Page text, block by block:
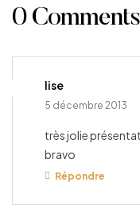
0 Comments
lise
5 décembre 2013
très jolie
bravo
Répondre